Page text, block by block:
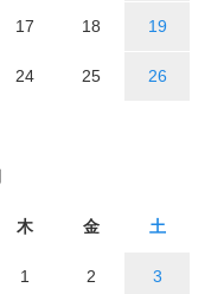
17 18 19
24 25 26
木 金 土
1 2 3